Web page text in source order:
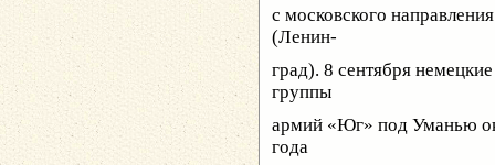
с московского
(Ленин-
град). 8 сентября
группы
армий «Юг» под Уманью
года